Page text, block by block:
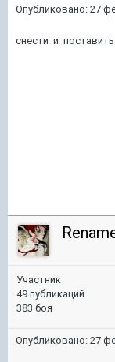
Опубликовано: 27
снести и
Участник
49 публикаций
383 боя
Опубликовано: 27